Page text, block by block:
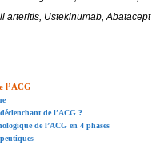
arteritis, Ustekinumab, Abatacept
l’ACG
de l’ACG ?
de l’ACG en 4 phases